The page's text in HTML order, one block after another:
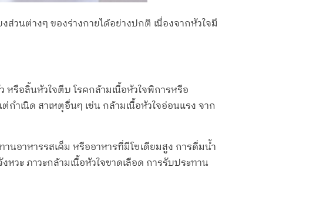
ส่วนต่างๆ ของร่างกายได้อย่างปกติ เนื่องจากหัวใจมี
หรือลิ้นหัวใจตีบ โรคกล้ามเนื้อหัวใจพิการหรือ
ำเนิด สาเหตุอื่นๆ เช่น กล้ามเนื้อหัวใจอ่อนแรง จาก
นอาหารรสเค็ม หรืออาหารที่มีโซเดียมสูง การดื่มน้ำ
วะ ภาวะกล้ามเนื้อหัวใจขาดเลือด การรับประทาน